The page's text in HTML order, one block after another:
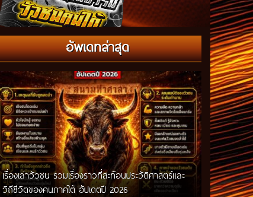
อัพเดทล่าสุด
เรื่องเล่าวัวชน รวมเรื่องราวที่สะท้อนประวัติศาสตร์และ
วิถีชีวิตของคนภาคใต้ อัปเดตปี 2026